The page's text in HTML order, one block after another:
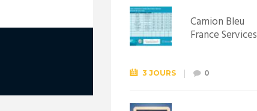
Camion Bleu
France Services
3 JOURS 0